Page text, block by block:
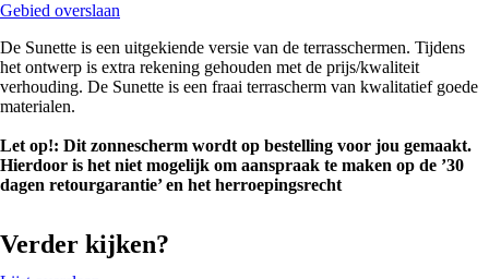
Gebied overslaan
De Sunette is een uitgekiende versie van de terrasschermen. Tijdens
het ontwerp is extra rekening gehouden met de prijs/kwaliteit
verhouding. De Sunette is een fraai terrascherm van kwalitatief goede
materialen.
Let op!: Dit zonnescherm wordt op bestelling voor jou gemaakt.
Hierdoor is het niet mogelijk om aanspraak te maken op de ’30
dagen retourgarantie’ en het herroepingsrecht
Verder kijken?